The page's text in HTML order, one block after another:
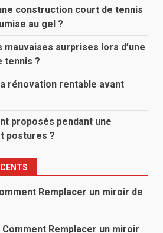
construction court de tennis
au gel ?
surprises lors d’une
tennis ?
rénovation rentable avant
proposés pendant une
postures ?
Remplacer un miroir de
Comment Remplacer un miroir